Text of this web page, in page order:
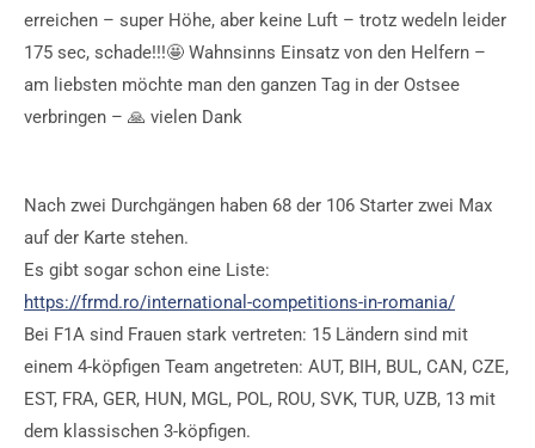
erreichen – super Höhe, aber keine Luft – trotz wedeln leider
175 sec, schade!!!🤩 Wahnsinns Einsatz von den Helfern –
am liebsten möchte man den ganzen Tag in der Ostsee
verbringen – 🙏 vielen Dank
Nach zwei Durchgängen haben 68 der 106 Starter zwei Max
auf der Karte stehen.
Es gibt sogar schon eine Liste:
https://frmd.ro/international-competitions-in-romania/
Bei F1A sind Frauen stark vertreten: 15 Ländern sind mit
einem 4-köpfigen Team angetreten: AUT, BIH, BUL, CAN, CZE,
EST, FRA, GER, HUN, MGL, POL, ROU, SVK, TUR, UZB, 13 mit
dem klassischen 3-köpfigen.